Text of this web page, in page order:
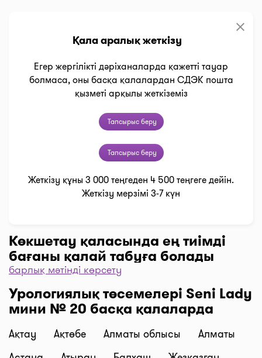
Қала аралық жеткізу
clear
Егер жергілікті дәріханаларда қажетті тауар
болмаса, оны басқа қалалардан СДЭК пошта
қызметі арқылы жеткіземіз
Тапсырыс беру
Тапсырыс беру
Жеткізу құны 3 000 теңгеден 4 500 теңгеге дейін.
Жеткізу мерзімі 3-7 күн
Көкшетау қаласында ең тиімді
бағаны қалай табуға болады
Дәріханаларды баға бойынша іріктеу үшін “Сүзгі”
түймесін, одан әрі “Бағасы бойынша, 1… бастап
…” және “Таңдау” деген түймені басыңыз.
teka сервисінің көмегімен үнемдеңіз!
Жеткізу
барлық мәтінді көрсету
Урологиялық төсемелері Seni Lady
мини № 20 басқа қалаларда
Ақтау Ақтөбе Алматы облысы
Алматы